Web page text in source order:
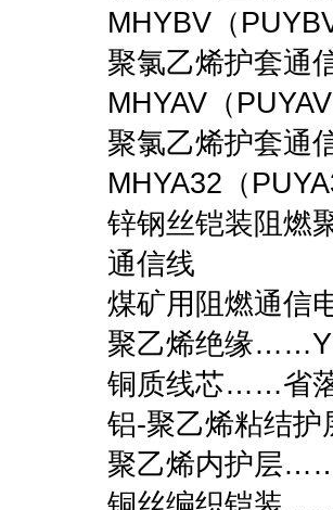
MHYBV（
聚氯乙烯护套通
MHYAV（
聚氯乙烯护套通
MHYA32（
锌钢丝铠装阻燃
通信线
煤矿用阻燃通
聚乙烯绝缘……Y
铜质线芯……省
铝-聚乙烯粘结
聚乙烯内护层